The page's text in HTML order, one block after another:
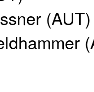
(AUT)